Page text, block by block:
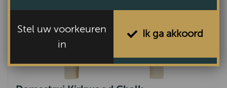
Stel uw voorkeuren
in
Ik ga akkoord